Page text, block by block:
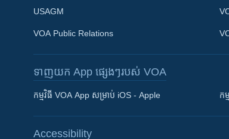
Khmer English
USAGM
VOA Public Relations
ទាញយក​ App ផ្សេងៗ​របស់​ VOA
កម្មវិធី​ VOA App សម្រាប់ iOS - Apple ក
Accessibility